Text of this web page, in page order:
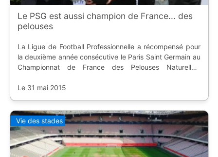
Le PSG est aussi champion de France... des
pelouses
La Ligue de Football Professionnelle a récompensé pour
la deuxième année consécutive le Paris Saint Germain au
Championnat de France des Pelouses Naturelles,
équipe.
Le 31 mai 2015
Vie des stades